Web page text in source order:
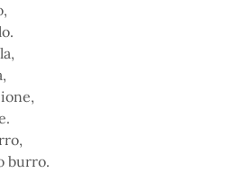
burro.